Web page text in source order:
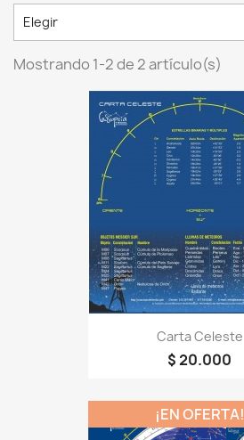
Elegir
Mostrando 1-2 de 2 artículo(s)
Carta Celeste
$ 20.000
¡EN OFERTA!